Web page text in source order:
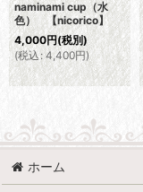
naminami cup（水
色） 【nicorico】
4,000円(税別)
(税込: 4,400円)
ホーム